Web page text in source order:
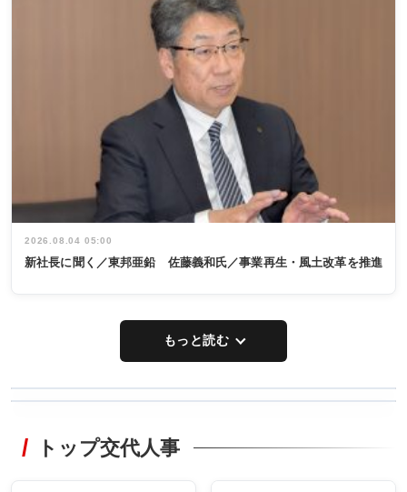
2026.08.04 05:00
新社長に聞く／東邦亜鉛 佐藤義和氏／事業再生・風土改革を推進
もっと読む
非鉄業界で
タックトレー
トップ交代人事